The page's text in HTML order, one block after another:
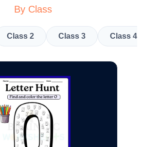
By Class
Class 2 Class 3 Class 4